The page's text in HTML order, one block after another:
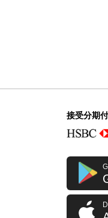
接受分期